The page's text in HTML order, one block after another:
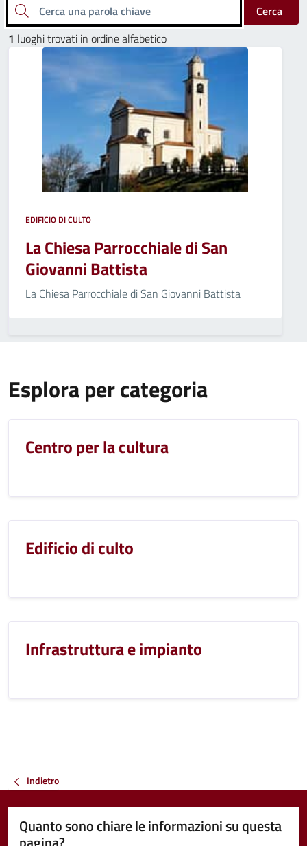
Cerca una parola chiave
Cerca
1 luoghi trovati in ordine alfabetico
EDIFICIO DI CULTO
La Chiesa Parrocchiale di San
Giovanni Battista
La Chiesa Parrocchiale di San Giovanni Battista
Esplora per categoria
Centro per la cultura
Edificio di culto
Infrastruttura e impianto
Indietro
Quanto sono chiare le informazioni su questa